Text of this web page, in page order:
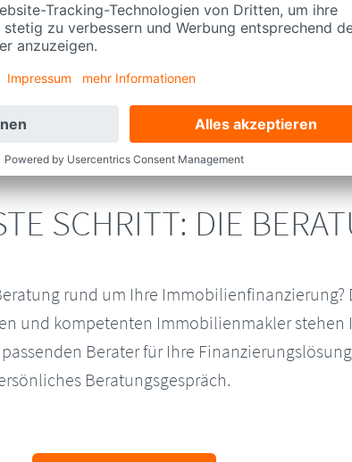
aushandeln.
Anbietern einzuholen und diese kritisch
Finanzierungslösung zu finden.
und stellt sicher, dass Sie langfristig von
SCHRITT: DIE
rund um Ihre Immobilienfinanzierung?
und kompetenten Immobilienmakler stehen
Berater für Ihre
Beratungsgespräch.